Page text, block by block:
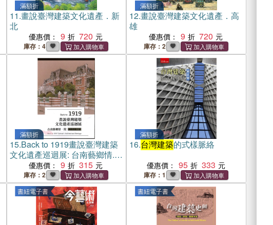
滿額折
11.畫說臺灣建築文化遺產．新
北
優惠價： 9 720
庫存：4
滿額折
12.畫說臺灣建築文化遺產．高
雄
優惠價： 9 720
庫存：2
滿額折
15.Back to 1919畫說臺灣建築
文化遺產巡迴展: 台南藝鄉情.院
圖像導覽手冊
優惠價： 9 315
庫存：2
滿額折
16.台灣建築的式樣脈絡
優惠價： 95 333
庫存：1
書紐電子書 書紐電子書